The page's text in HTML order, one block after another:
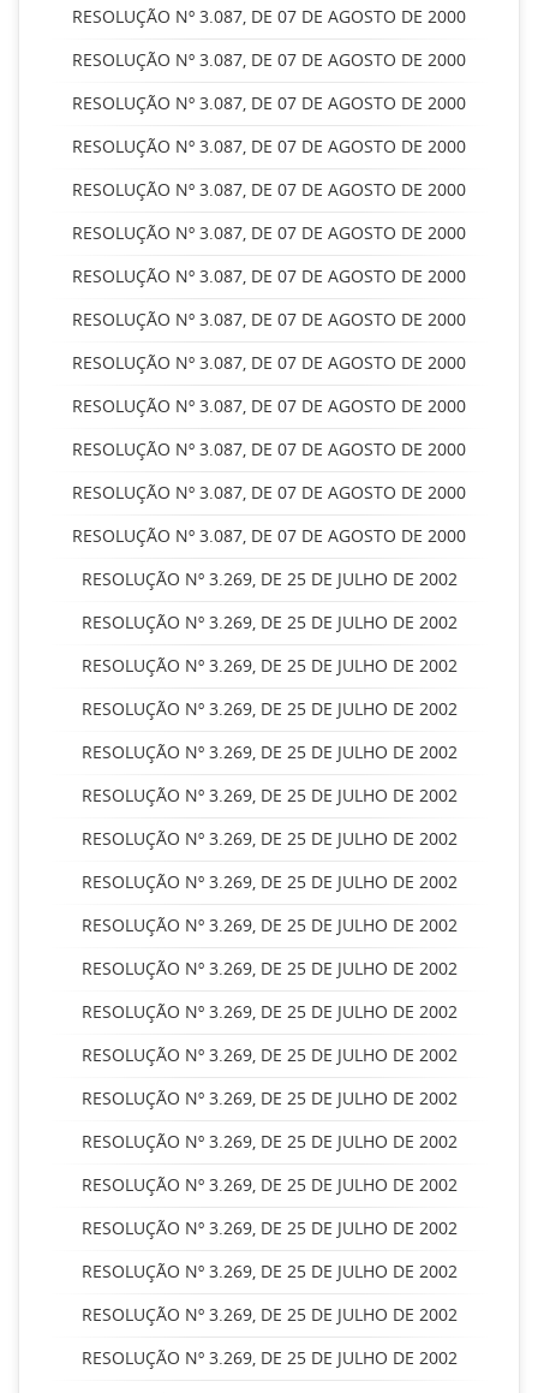
RESOLUÇÃO Nº 3.087, DE 07 DE AGOSTO DE 2000
RESOLUÇÃO Nº 3.087, DE 07 DE AGOSTO DE 2000
RESOLUÇÃO Nº 3.087, DE 07 DE AGOSTO DE 2000
RESOLUÇÃO Nº 3.087, DE 07 DE AGOSTO DE 2000
RESOLUÇÃO Nº 3.087, DE 07 DE AGOSTO DE 2000
RESOLUÇÃO Nº 3.087, DE 07 DE AGOSTO DE 2000
RESOLUÇÃO Nº 3.087, DE 07 DE AGOSTO DE 2000
RESOLUÇÃO Nº 3.087, DE 07 DE AGOSTO DE 2000
RESOLUÇÃO Nº 3.087, DE 07 DE AGOSTO DE 2000
RESOLUÇÃO Nº 3.087, DE 07 DE AGOSTO DE 2000
RESOLUÇÃO Nº 3.087, DE 07 DE AGOSTO DE 2000
RESOLUÇÃO Nº 3.087, DE 07 DE AGOSTO DE 2000
RESOLUÇÃO Nº 3.087, DE 07 DE AGOSTO DE 2000
RESOLUÇÃO Nº 3.269, DE 25 DE JULHO DE 2002
RESOLUÇÃO Nº 3.269, DE 25 DE JULHO DE 2002
RESOLUÇÃO Nº 3.269, DE 25 DE JULHO DE 2002
RESOLUÇÃO Nº 3.269, DE 25 DE JULHO DE 2002
RESOLUÇÃO Nº 3.269, DE 25 DE JULHO DE 2002
RESOLUÇÃO Nº 3.269, DE 25 DE JULHO DE 2002
RESOLUÇÃO Nº 3.269, DE 25 DE JULHO DE 2002
RESOLUÇÃO Nº 3.269, DE 25 DE JULHO DE 2002
RESOLUÇÃO Nº 3.269, DE 25 DE JULHO DE 2002
RESOLUÇÃO Nº 3.269, DE 25 DE JULHO DE 2002
RESOLUÇÃO Nº 3.269, DE 25 DE JULHO DE 2002
RESOLUÇÃO Nº 3.269, DE 25 DE JULHO DE 2002
RESOLUÇÃO Nº 3.269, DE 25 DE JULHO DE 2002
RESOLUÇÃO Nº 3.269, DE 25 DE JULHO DE 2002
RESOLUÇÃO Nº 3.269, DE 25 DE JULHO DE 2002
RESOLUÇÃO Nº 3.269, DE 25 DE JULHO DE 2002
RESOLUÇÃO Nº 3.269, DE 25 DE JULHO DE 2002
RESOLUÇÃO Nº 3.269, DE 25 DE JULHO DE 2002
RESOLUÇÃO Nº 3.269, DE 25 DE JULHO DE 2002